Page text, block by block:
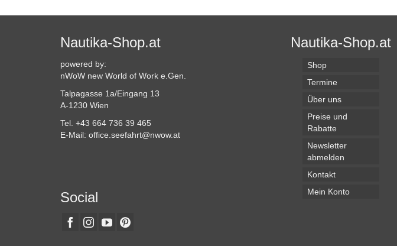
weist
Varianten
auf.
Optionen
auf
Produktseite
gewählt
Nautika-Shop.at
powered by:
nWoW new World of Work e.Gen.
Talpagasse 1a/Eingang 13
A-1230 Wien
Tel. +43 664 736 39 465
E-Mail: office.seefahrt@nwow.at
Social
Nautika-Shop.at
Shop
Termine
Über uns
Preise und
Rabatte
Newsletter
abmelden
Kontakt
Mein Konto